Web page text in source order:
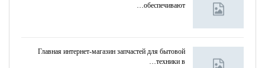
обеспечивают…
Главная интернет-магазин запчастей для бытовой
техники в…